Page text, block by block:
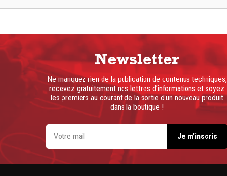
Newsletter
Ne manquez rien de la publication de contenus techniques,
recevez gratuitement nos lettres d’informations et soyez
les premiers au courant de la sortie d’un nouveau produit
dans la boutique !